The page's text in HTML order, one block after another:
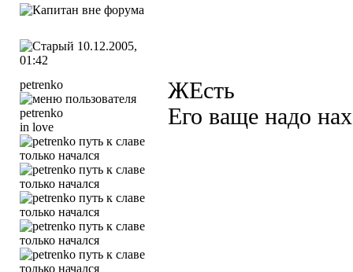
10.12.2005,
01:42
petrenko
in love
ЖЕсть
Его ваще надо